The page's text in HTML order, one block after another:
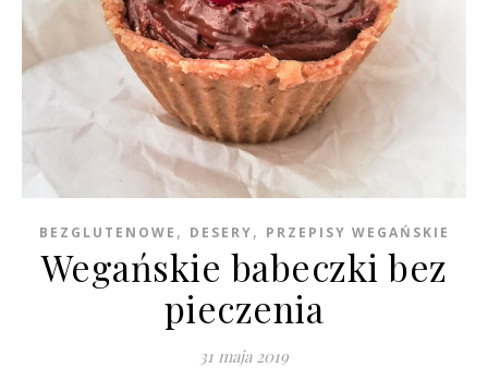
BEZGLUTENOWE , DESERY, PRZEPISY WEGAŃSKIE
Wegańskie babeczki bez
pieczenia
31 maja 2019